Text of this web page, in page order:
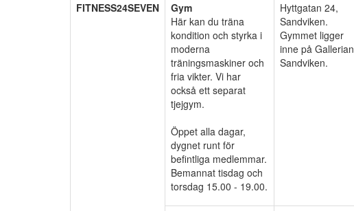
FITNESS24SEVEN
Gym
Här kan du träna
kondition och styrka i
moderna
träningsmaskiner och
fria vikter. Vi har
också ett separat
tjejgym.
Öppet alla dagar,
dygnet runt för
befintliga medlemmar.
Bemannat tisdag och
torsdag 15.00 - 19.00.
Hyttgatan 24,
Sandviken.
Gymmet ligger
inne på Gallerian
Sandviken.